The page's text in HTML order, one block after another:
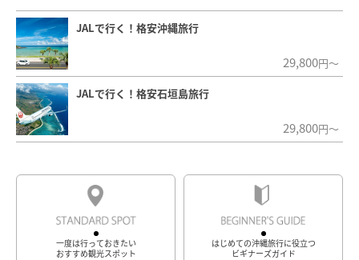
JALで行く！格安沖縄旅行
29,800円～
JALで行く！格安石垣島旅行
29,800円～
一度は行っておきたい
おすすめ観光スポット
はじめての沖縄旅行に役立つ
ビギナーズガイド